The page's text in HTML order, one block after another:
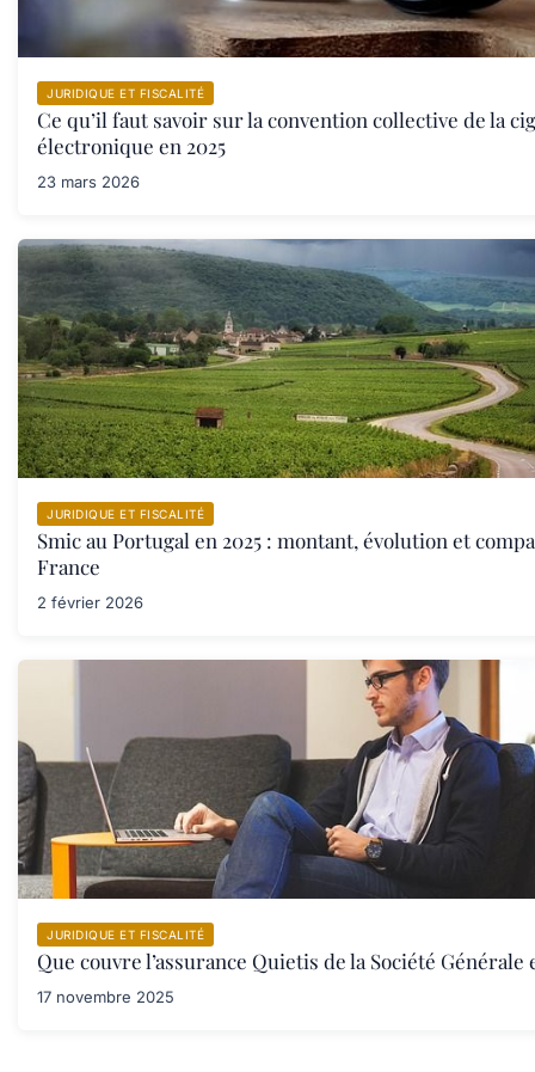
JURIDIQUE ET FISCALITÉ
Ce qu’il faut savoir sur la convention collective de la
électronique en 2025
23 mars 2026
JURIDIQUE ET FISCALITÉ
Smic au Portugal en 2025 : montant, évolution et
France
2 février 2026
JURIDIQUE ET FISCALITÉ
Que couvre l’assurance Quietis de la Société Générale
17 novembre 2025